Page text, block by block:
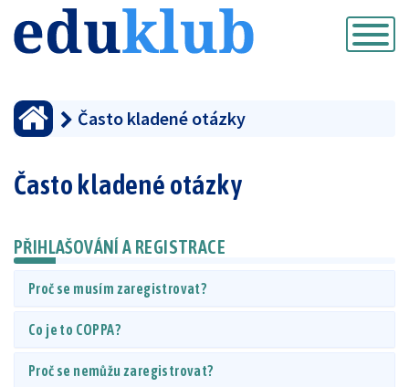
Přepnout
navigaci
Často kladené otázky
Často kladené otázky
PŘIHLAŠOVÁNÍ A REGISTRACE
Proč se musím zaregistrovat?
Co je to COPPA?
Proč se nemůžu zaregistrovat?